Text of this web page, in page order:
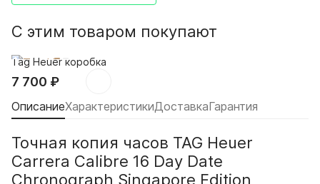
С этим товаром покупают
Tag Heuer коробка
7 700 ₽
ОписаниеХарактеристикиДоставкаГарантия
Точная копия часов TAG Heuer
Carrera Calibre 16 Day Date
Chronograph Singapore Edition